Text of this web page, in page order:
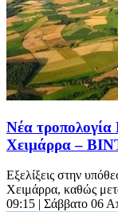
Nέα τροπολογία
Χειμάρρα –
Εξελίξεις στην
Χειμάρρα, καθώς
09:15 | Σάββατο 06